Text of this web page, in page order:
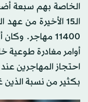
الخاصة بهم سبعة
الـ15 الأخيرة من
أوامر مغادرة
احتجاز المهاجرين
بكثير من نسبة الذين